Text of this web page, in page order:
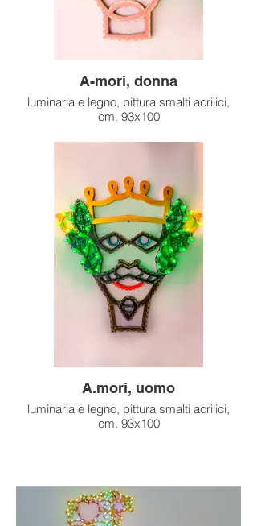
A-mori, donna
luminaria e legno, pittura smalti acrilici,
cm. 93x100
A.mori, uomo
luminaria e legno, pittura smalti acrilici,
cm. 93x100